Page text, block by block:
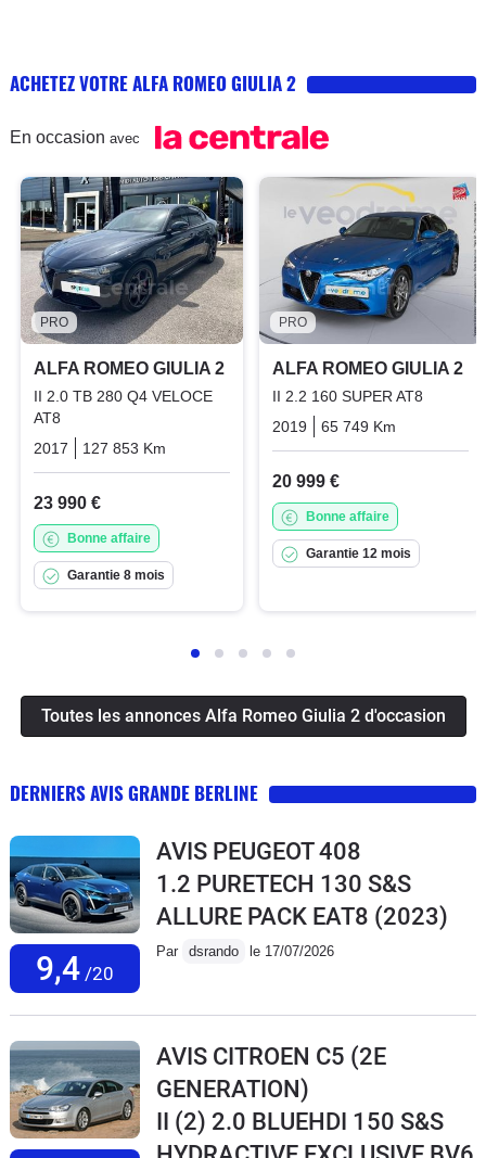
ACHETEZ VOTRE ALFA ROMEO GIULIA 2
En occasion avec
PRO
ALFA ROMEO GIULIA 2
II 2.0 TB 280 Q4 VELOCE
AT8
2017
127 853 Km Essence
23 990 €
Bonne affaire
Garantie 8 mois
PRO
ALFA ROMEO GIULIA 2
II 2.2 160 SUPER AT8
2019
65 749 Km
20 999 €
Bonne affaire
Garantie 12 mois
Toutes les annonces Alfa Romeo Giulia 2 d'occasion
DERNIERS AVIS GRANDE BERLINE
9,4 /20
AVIS PEUGEOT 408
1.2 PURETECH 130 S&S
ALLURE PACK EAT8 (2023)
Par dsrando le 17/07/2026
AVIS CITROEN C5 (2E
GENERATION)
II (2) 2.0 BLUEHDI 150 S&S